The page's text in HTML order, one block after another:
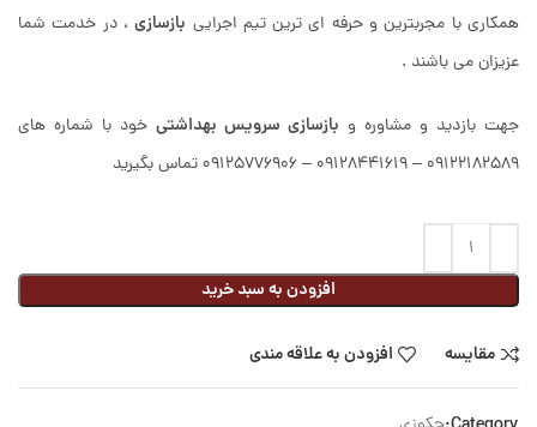
همکاری با مجربترین و حرفه ای ترین تیم اجرایی بازسازی، در خدمت شما
عزیزان می باشند .
جهت بازدید و مشاوره و بازسازی سرویس بهداشتی خود با شماره های
09122182589 – 09128441619 – 09125776906 تماس بگیرید
افزودن به سبد خرید
مقایسه افزودن به علاقه مندی